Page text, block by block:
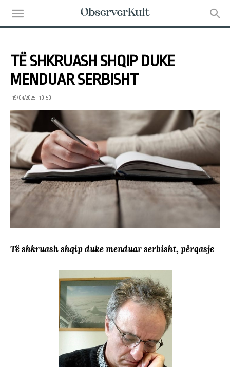
TË SHKRUASH SHQIP DUKE
MENDUAR SERBISHT
19/04/2025 • 10:50
Të shkruash shqip duke menduar serbisht, përqasje